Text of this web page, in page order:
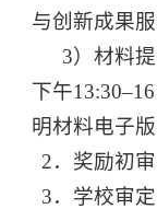
与创新成果
3）材料
下午13:30–
明材料电子
2．奖励初
3．学校审